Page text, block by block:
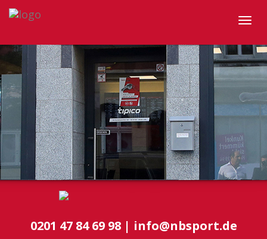
0201 47 84 69 98 | info@nbsport.de